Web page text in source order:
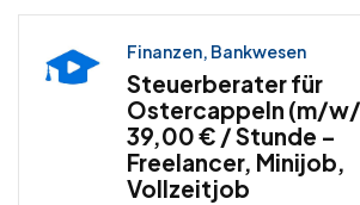
Finanzen, Bankwesen
Steuerberater für
Ostercappeln (m/
39,00 € / Stunde –
Freelancer, Minijob,
Vollzeitjob